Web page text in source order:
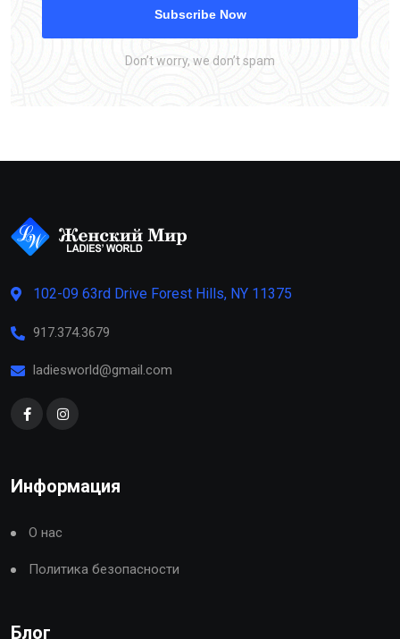
Subscribe Now
Don’t worry, we don’t spam
102-09 63rd Drive Forest Hills, NY 11375
917.374.3679
ladiesworld@gmail.com
Информация
О нас
Политика безопасности
Блог